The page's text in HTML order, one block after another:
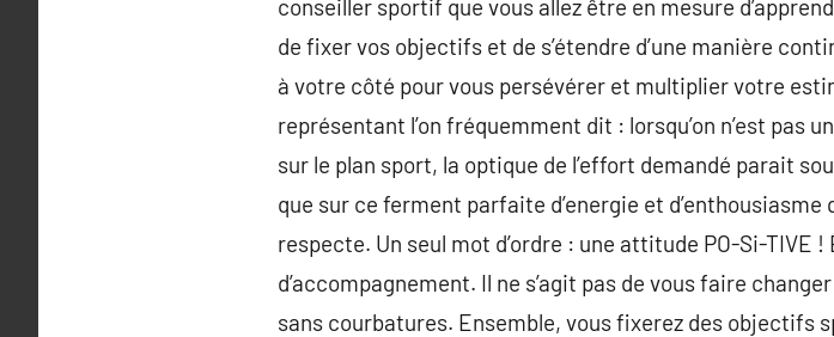
conseiller sportif que vous allez être en mesure
de fixer vos objectifs et de s’étendre d’une manière
à votre côté pour vous persévérer et multiplier votre
représentant l’on fréquemment dit : lorsqu’on n’est pas
sur le plan sport, la optique de l’effort demandé parait
que sur ce ferment parfaite d’energie et
respecte. Un seul mot d’ordre : une attitude PO-Si-TIVE
d’accompagnement. Il ne s’agit pas de vous faire
sans courbatures. Ensemble, vous fixerez des